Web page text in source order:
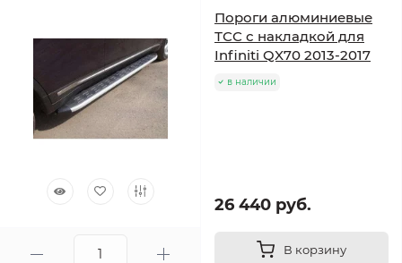
Пороги алюминиевые
ТСС с накладкой для
Infiniti QX70 2013-2017
в наличии
26 440 руб.
В корзину